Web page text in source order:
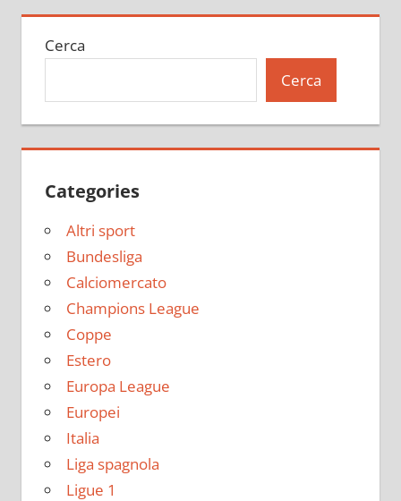
Cerca
Cerca
Categories
Altri sport
Bundesliga
Calciomercato
Champions League
Coppe
Estero
Europa League
Europei
Italia
Liga spagnola
Ligue 1